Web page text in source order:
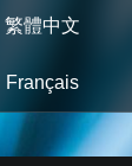
繁體中文
Français